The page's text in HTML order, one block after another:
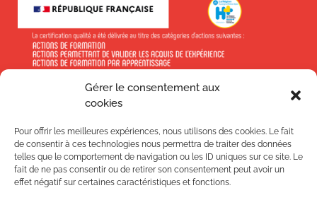
Gérer le consentement aux
cookies
Pour offrir les meilleures expériences, nous utilisons des cookies. Le fait
de consentir à ces technologies nous permettra de traiter des données
telles que le comportement de navigation ou les ID uniques sur ce site. Le
fait de ne pas consentir ou de retirer son consentement peut avoir un
effet négatif sur certaines caractéristiques et fonctions.
En savoir +
Suivez-nous !